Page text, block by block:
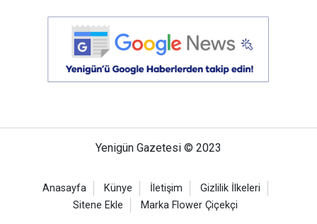
Yenigün Gazetesi © 2023
Anasayfa Künye İletişim
Gizlilik İlkeleri
Sitene Ekle
Marka Flower Çiçekçi